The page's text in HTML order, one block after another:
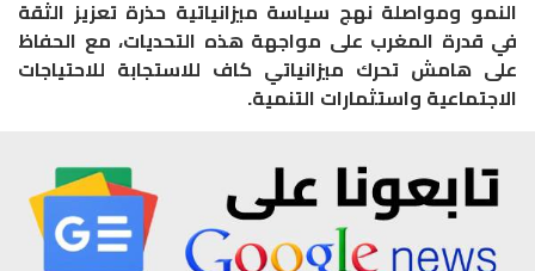
النمو ومواصلة نهج سياسة ميزانياتية حذرة تعزيز الثقة
في قدرة المغرب على مواجهة هذه التحديات، مع الحفاظ
على هامش تحرك ميزانياتي كاف للاستجابة للاحتياجات
الاجتماعية واستثمارات التنمية.